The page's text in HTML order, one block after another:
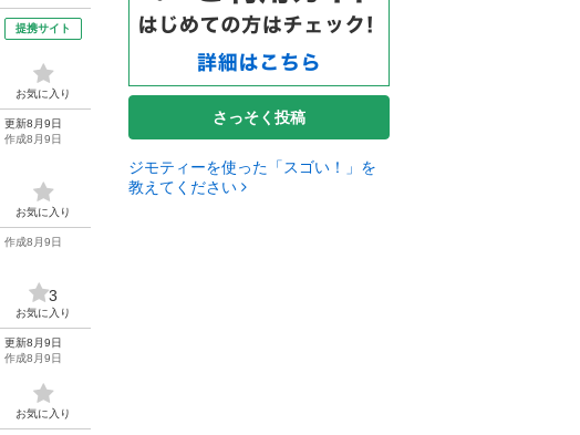
提携サイト
お気に入り
更新8月9日
作成8月9日
お気に入り
作成8月9日
3
お気に入り
更新8月9日
作成8月9日
お気に入り
さっそく投稿
ジモティーを使った「スゴい！」を
教えてください